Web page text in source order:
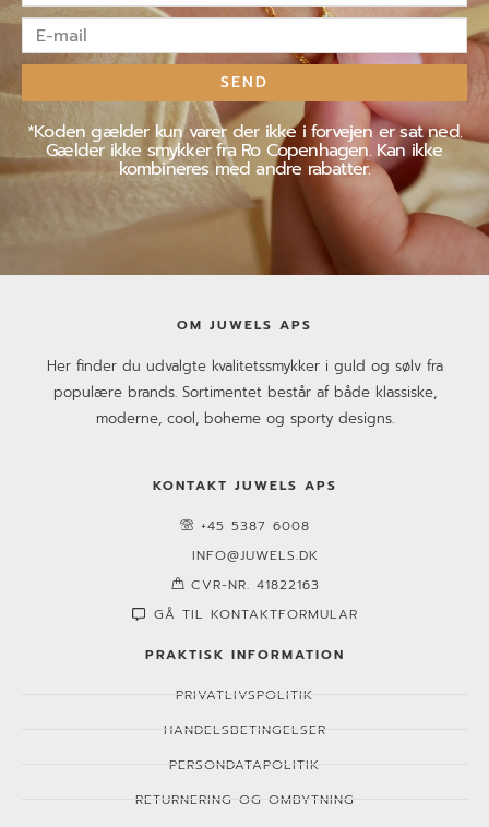
E-
mail
SEND
*Koden gælder kun varer der ikke i forvejen er sat ned.
Gælder ikke smykker fra Ro Copenhagen. Kan ikke
kombineres med andre rabatter.
OM JUWELS APS
Her finder du udvalgte kvalitetssmykker i guld og sølv fra
populære brands. Sortimentet består af både klassiske,
moderne, cool, boheme og sporty designs.
KONTAKT JUWELS APS
+45 5387 6008
INFO@JUWELS.DK
CVR-NR. 41822163
GÅ TIL KONTAKTFORMULAR
PRAKTISK INFORMATION
PRIVATLIVSPOLITIK
HANDELSBETINGELSER
PERSONDATAPOLITIK
RETURNERING OG OMBYTNING